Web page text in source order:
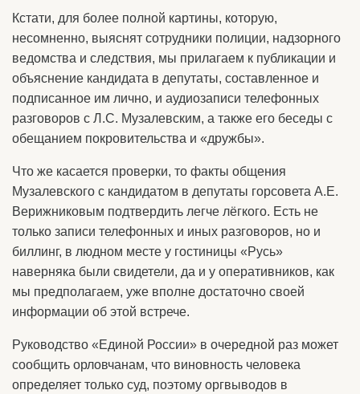
Кстати, для более полной картины, которую,
несомненно, выяснят сотрудники полиции, надзорного
ведомства и следствия, мы прилагаем к публикации и
объяснение кандидата в депутаты, составленное и
подписанное им лично, и аудиозаписи телефонных
разговоров с Л.С. Музалевским, а также его беседы с
обещанием покровительства и «дружбы».
Что же касается проверки, то факты общения
Музалевского с кандидатом в депутаты горсовета А.Е.
Верижниковым подтвердить легче лёгкого. Есть не
только записи телефонных и иных разговоров, но и
биллинг, в людном месте у гостиницы «Русь»
наверняка были свидетели, да и у оперативников, как
мы предполагаем, уже вполне достаточно своей
информации об этой встрече.
Руководство «Единой России» в очередной раз может
сообщить орловчанам, что виновность человека
определяет только суд, поэтому оргвыводов в